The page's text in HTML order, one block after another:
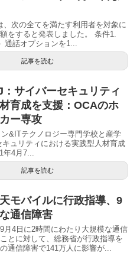
、次の全てを満たす利用者を対象に
をすると発表しました。 条件1.
通話オプションを1...
記事を読む
サイバーセキュリティ
育成を支援：OCAのホ
ー専攻
&ITテクノロジー専門学校と産学
ュリティにおける実践型人材育成
4月7...
記事を読む
モバイルに行政指導、9
通信障害
月4日に2時間にわたり大規模な通信
とに対して、総務省が行政指導を
通信障害で141万人に影響が...